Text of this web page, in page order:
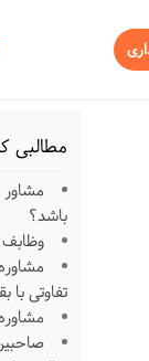
مطالبی
مشاور
باشد؟
وظابف
تفاوتی با